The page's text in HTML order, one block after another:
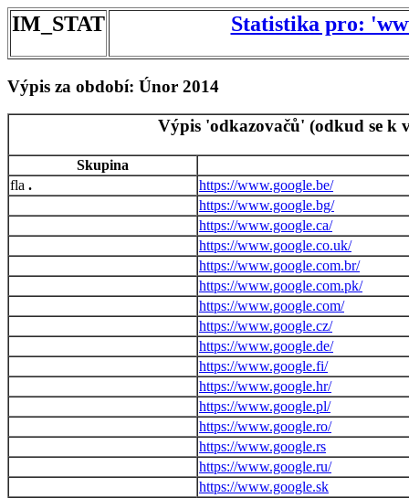
IM_STAT Statistika pro:
Výpis za období: Únor 2014
Výpis 'odkazovačů' (odkud se k
Skupina
.
https://www.google.be/
https://www.google.bg/
https://www.google.ca/
https://www.google.co.uk/
https://www.google.com.br/
https://www.google.com.pk/
https://www.google.com/
https://www.google.cz/
https://www.google.de/
https://www.google.fi/
https://www.google.hr/
https://www.google.pl/
https://www.google.ro/
https://www.google.rs
https://www.google.ru/
https://www.google.sk